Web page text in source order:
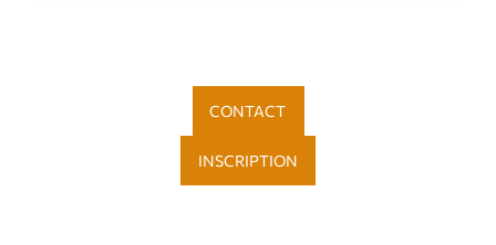
CONTACT
INSCRIPTION